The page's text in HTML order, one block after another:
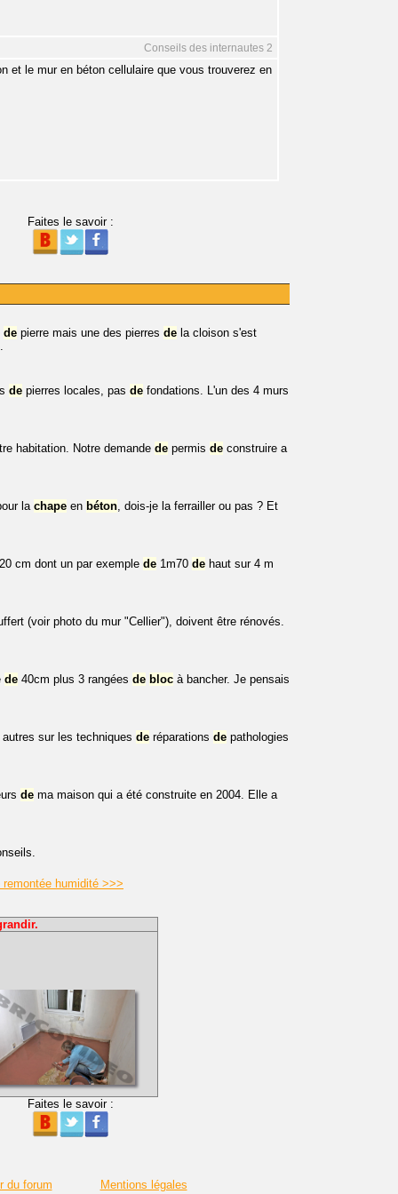
Conseils des internautes 2
et le mur en béton cellulaire que vous trouverez en
Faites le savoir :
de pierre mais une des pierres de la cloison s'est
de pierres locales, pas de fondations. L'un des 4 murs
habitation. Notre demande de permis de construire a
la chape en béton, dois-je la ferrailler ou pas ? Et
20 cm dont un par exemple de 1m70 de haut sur 4 m
(voir photo du mur "Cellier"), doivent être rénovés.
de 40cm plus 3 rangées de bloc à bancher. Je pensais
sur les techniques de réparations de pathologies
de ma maison qui a été construite en 2004. Elle a
humidité >>>
Faites le savoir :
du forum Mentions légales